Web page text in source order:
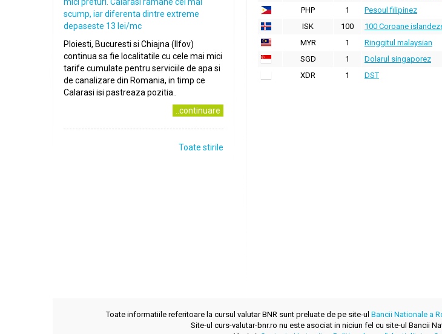
PHP
1 Pesoul filipinez
ISK
100 100 Coroane
MYR
1 Ringgitul malaysian
SGD
1 Dolarul singaporez
XDR
1 DST
scump, iar diferenta dintre extreme
depaseste 13 lei/mc
Ploiesti, Bucuresti si Chiajna (Ilfov)
continua sa fie localitatile cu cele mai mici
tarife cumulate pentru serviciile de apa si
de canalizare din Romania, in timp ce
Calarasi isi pastreaza pozitia..
..continuare
Toate stirile
Toate informatiile referitoare la cursul valutar BNR sunt preluate de pe site-ul Bancii Nationale a
Site-ul curs-valutar-bnr.ro nu este asociat in niciun fel cu site-ul Bancii